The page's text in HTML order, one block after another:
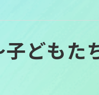
どもた